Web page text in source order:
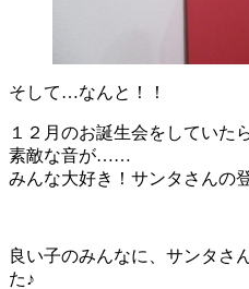
そして…なんと！！
１２月のお誕生会をしていた
素敵な音が……
みんな大好き！サンタさんの
良い子のみんなに、サンタさ
た♪